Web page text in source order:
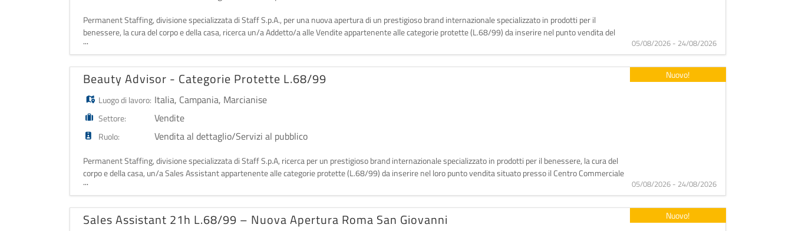
Permanent Staffing, divisione specializzata di Staff S.p.A., per una nuova apertura di un prestigioso brand internazionale specializzato in prodotti per il
benessere, la cura del corpo e della casa, ricerca un/a Addetto/a alle Vendite appartenente alle categorie protette (L.68/99) da inserire nel punto vendita del
Centro Commerciale Maximo - Roma.
... 05/08/2026 - 24/08/2026
Beauty Advisor - Categorie Protette L.68/99
Luogo di lavoro: Italia, Campania, Marcianise
Settore: Vendite
Ruolo: Vendita al dettaglio/Servizi al pubblico
Permanent Staffing, divisione specializzata di Staff S.p.A, ricerca per un prestigioso brand internazionale specializzato in prodotti per il benessere, la cura del
corpo e della casa, un/a Sales Assistant appartenente alle categorie protette (L.68/99) da inserire nel loro punto vendita situato presso il Centro Commerciale
Campania di Marcianise. L
...
Nuovo!
05/08/2026 - 24/08/2026
Sales Assistant 21h L.68/99 – Nuova Apertura Roma San Giovanni Nuovo!